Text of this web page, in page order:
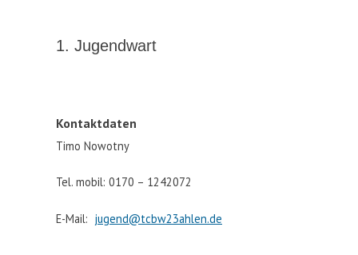
1. Jugendwart
Kontaktdaten
Timo Nowotny
Tel. mobil: 0170 – 1242072
E-Mail: jugend@tcbw23ahlen.de